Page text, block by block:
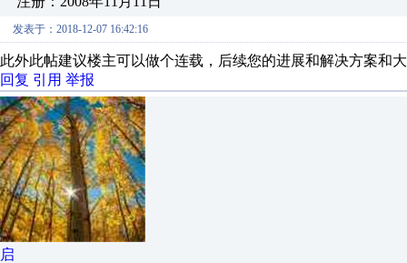
发表于：2018-12-07 16:42:16
此外此帖建议楼主可以做个连载，后续您的进展和解决方案和
回复 引用 举报
启